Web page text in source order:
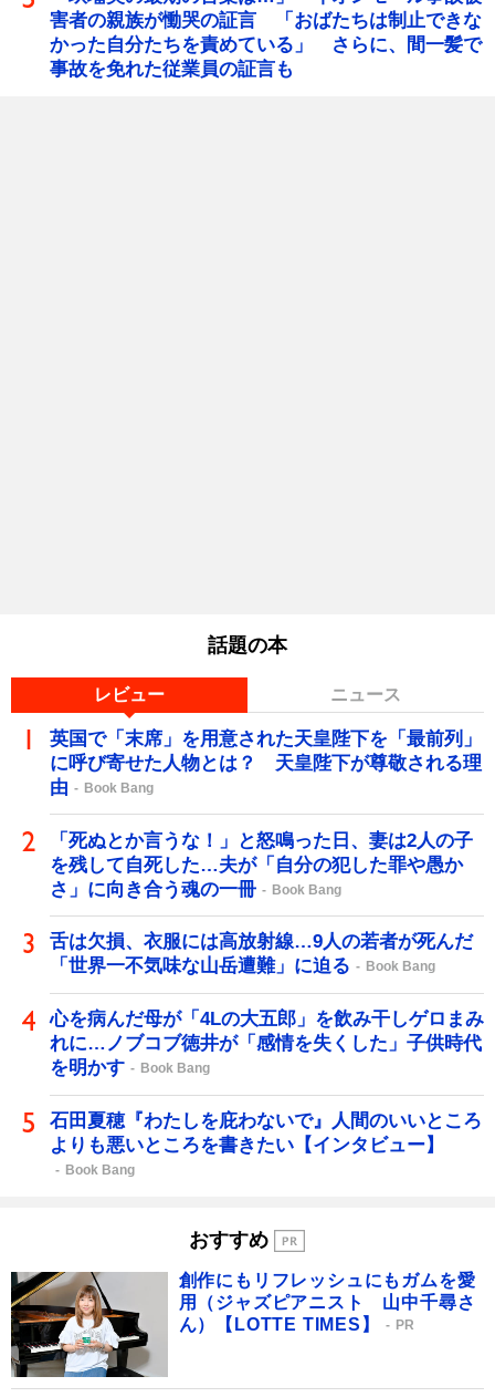
害者の親族が慟哭の証言 「おばたちは制止できな
かった自分たちを責めている」 さらに、間一髪で
事故を免れた従業員の証言も
話題の本
レビュー ニュース
英国で「末席」を用意された天皇陛下を「最前列」
に呼び寄せた人物とは？ 天皇陛下が尊敬される理
由
Book Bang
「死ぬとか言うな！」と怒鳴った日、妻は2人の子
を残して自死した…夫が「自分の犯した罪や愚か
さ」に向き合う魂の一冊
Book Bang
舌は欠損、衣服には高放射線…9人の若者が死んだ
「世界一不気味な山岳遭難」に迫る
Book Bang
心を病んだ母が「4Lの大五郎」を飲み干しゲロまみ
れに…ノブコブ徳井が「感情を失くした」子供時代
を明かす
Book Bang
石田夏穂『わたしを庇わないで』人間のいいところ
よりも悪いところを書きたい【インタビュー】
Book Bang
おすすめ
創作にもリフレッシュにもガムを愛
用（ジャズピアニスト 山中千尋さ
ん）【LOTTE TIMES】
PR